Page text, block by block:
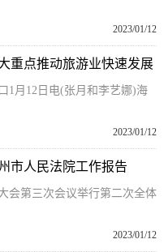
2023/01/12
重点推动旅游业快速发展
1月12日电(张月和李艺娜)海
2023/01/12
市人民法院工作报告
会第三次会议举行第二次全体
2023/01/12